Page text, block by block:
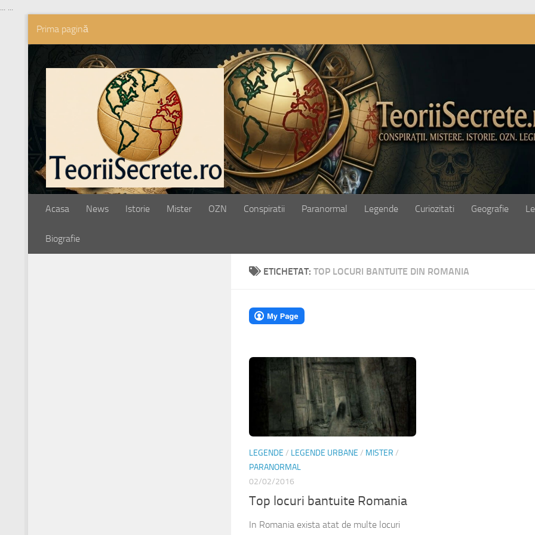
... ...
Skip to content
Prima pagină
Acasa News Istorie Mister OZN Conspiratii Paranormal Legende Curiozitati Geografie
Biografie
ETICHETAT: TOP LOCURI BANTUITE DIN ROMANIA
LEGENDE / LEGENDE URBANE / MISTER /
PARANORMAL
02/02/2016
Top locuri bantuite Romania
In Romania exista atat de multe locuri